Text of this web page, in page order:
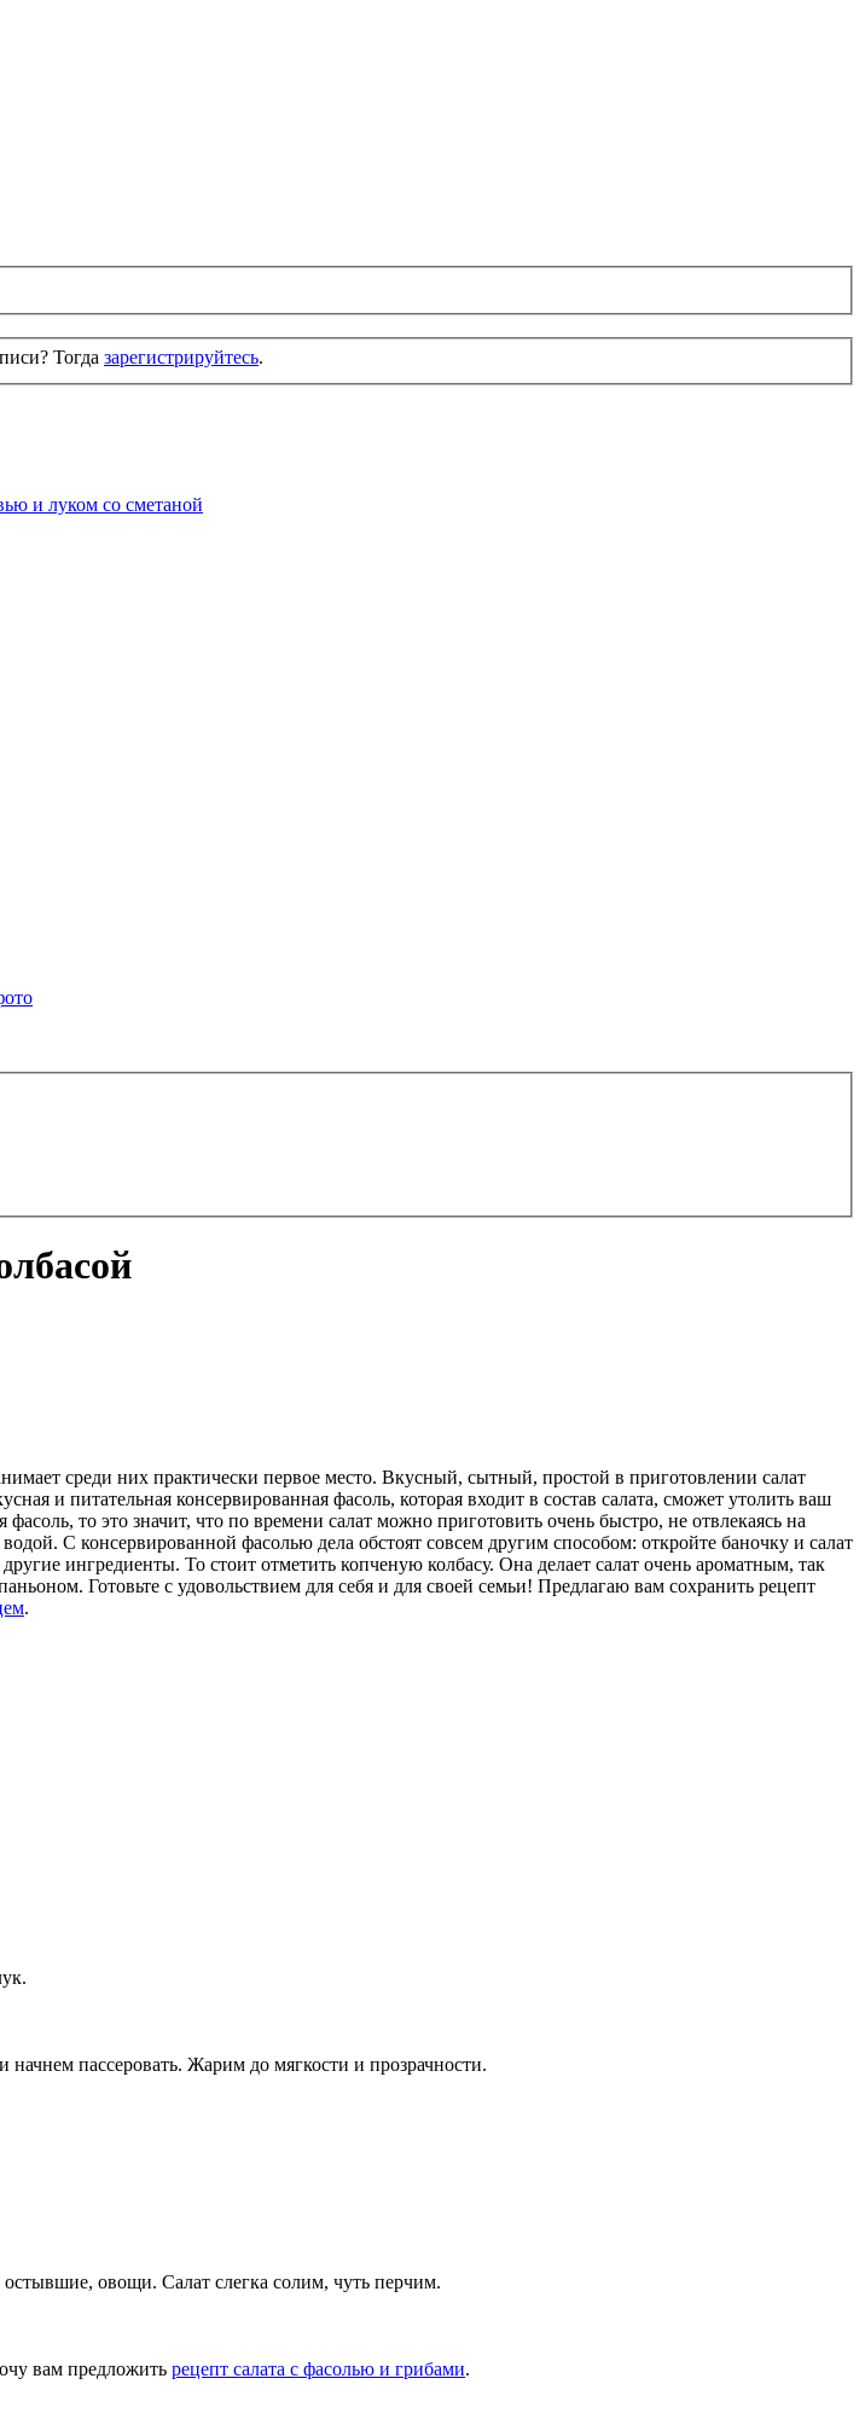
Тогда зарегистрируйтесь.
и луком со сметаной
среди них практически первое место. Вкусный, сытный, простой в приготовлении салат
и питательная консервированная фасоль, которая входит в состав салата, сможет утолить ваш
то это значит, что по времени салат можно приготовить очень быстро, не отвлекаясь на
С консервированной фасолью дела обстоят совсем другим способом: откройте баночку и салат
ингредиенты. То стоит отметить копченую колбасу. Она делает салат очень ароматным, так
Готовьте с удовольствием для себя и для своей семьи! Предлагаю вам сохранить рецепт
.
пассеровать. Жарим до мягкости и прозрачности.
овощи. Салат слегка солим, чуть перчим.
вам предложить рецепт салата с фасолью и грибами.